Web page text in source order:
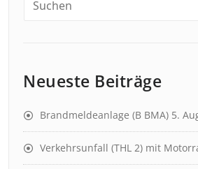
Neueste Beiträge
Brandmeldeanlage (B BMA) 5.
Verkehrsunfall (THL 2) mit